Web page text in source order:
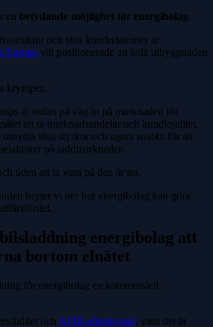
en betydande möjlighet för energibolag.
och sina kundrelationer är
Europa väl positionerade att leda utbyggnaden
krymper.
är redan på väg in på marknaden för
att ta marknadsandelar och kundlojalitet.
utnyttja sina styrkor och agera snabbt för att
på laddmarknaden.
tiden att ta vara på den är nu.
bryter vi ner hur energibolag kan göra
energibolag att
bortom elnätet
för energibolag en kommersiell
och AFIR-efterlevnad, men det är